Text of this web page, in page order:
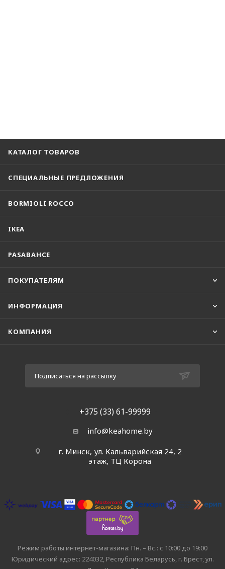
КАТАЛОГ ТОВАРОВ
СПЕЦИАЛЬНЫЕ ПРЕДЛОЖЕНИЯ
BORMIOLI ROCCO
IKEA
PASABAHCE
ПОКУПАТЕЛЯМ
ИНФОРМАЦИЯ
КОМПАНИЯ
Подписаться на рассылку
+375 (33) 61-99999
info@keahome.by
г. Минск, ул. Кальварийская 24, 2
этаж, ТЦ Корона
Режим работы интернет-магазина: Пн. – Вс.: с 10:00 до 19:00
Юридический адрес: 224032, Республика Беларусь, г. Брест, ул.